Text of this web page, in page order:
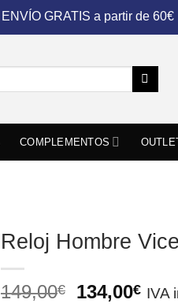
ENVÍO GRATIS a partir de 60€
COMPLEMENTOS
Reloj Hombre
149,00€
El
134,00€ElIVA